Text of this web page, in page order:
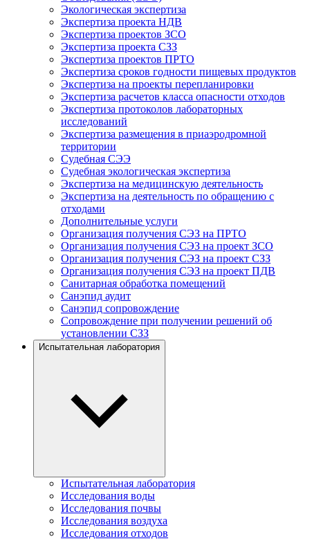
Экологическая экспертиза
Экспертиза проекта НДВ
Экспертиза проектов ЗСО
Экспертиза проекта СЗЗ
Экспертиза проектов ПРТО
Экспертиза сроков годности пищевых продуктов
Экспертиза на проекты перепланировки
Экспертиза расчетов класса опасности отходов
Экспертиза протоколов лабораторных
исследований
Экспертиза размещения в приаэродромной
территории
Судебная СЭЭ
Судебная экологическая экспертиза
Экспертиза на медицинскую деятельность
Экспертиза на деятельность по обращению с
отходами
Дополнительные услуги
Организация получения СЭЗ на ПРТО
Организация получения СЭЗ на проект ЗСО
Организация получения СЭЗ на проект СЗЗ
Организация получения СЭЗ на проект ПДВ
Санитарная обработка помещений
Санэпид аудит
Санэпид сопровождение
Сопровождение при получении решений об
установлении СЗЗ
Испытательная лаборатория
Испытательная лаборатория
Исследования воды
Исследования почвы
Исследования воздуха
Исследования отходов